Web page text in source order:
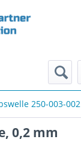
250-003-002
0,2 mm